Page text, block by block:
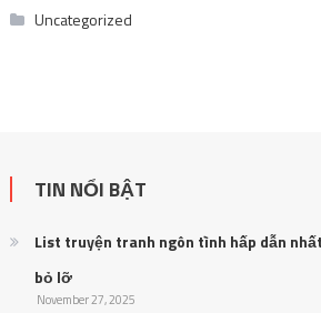
Uncategorized
TIN NỔI BẬT
List truyện tranh ngôn tình hấp dẫn
bỏ lỡ
November 27, 2025